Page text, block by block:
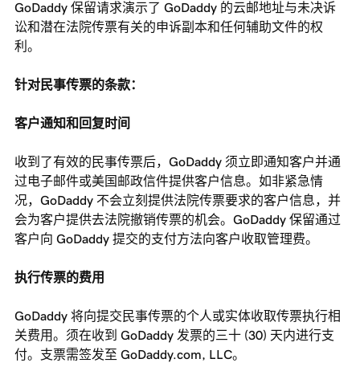
GoDaddy 保留请求演示了 GoDaddy 的云邮地址与未决诉
讼和潜在法院传票有关的申诉副本和任何辅助文件的权
利。
针对民事传票的条款：
客户通知和回复时间
收到了有效的民事传票后，GoDaddy 须立即通知客户并通
过电子邮件或美国邮政信件提供客户信息。如非紧急情
况，GoDaddy 不会立刻提供法院传票要求的客户信息，并
会为客户提供去法院撤销传票的机会。GoDaddy 保留通过
客户向 GoDaddy 提交的支付方法向客户收取管理费。
执行传票的费用
GoDaddy 将向提交民事传票的个人或实体收取传票执行相
关费用。须在收到 GoDaddy 发票的三十 (30) 天内进行支
付。支票需签发至 GoDaddy.com, LLC。